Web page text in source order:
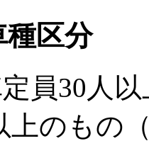
種区分
員30人
上のもの